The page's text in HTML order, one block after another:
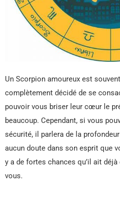
Un Scorpion amoureux est
complètement décidé de se
pouvoir vous briser leur cœur le
beaucoup. Cependant, si vous
sécurité, il parlera de la
aucun doute dans son esprit que
y a de fortes chances qu’il ait
vous.